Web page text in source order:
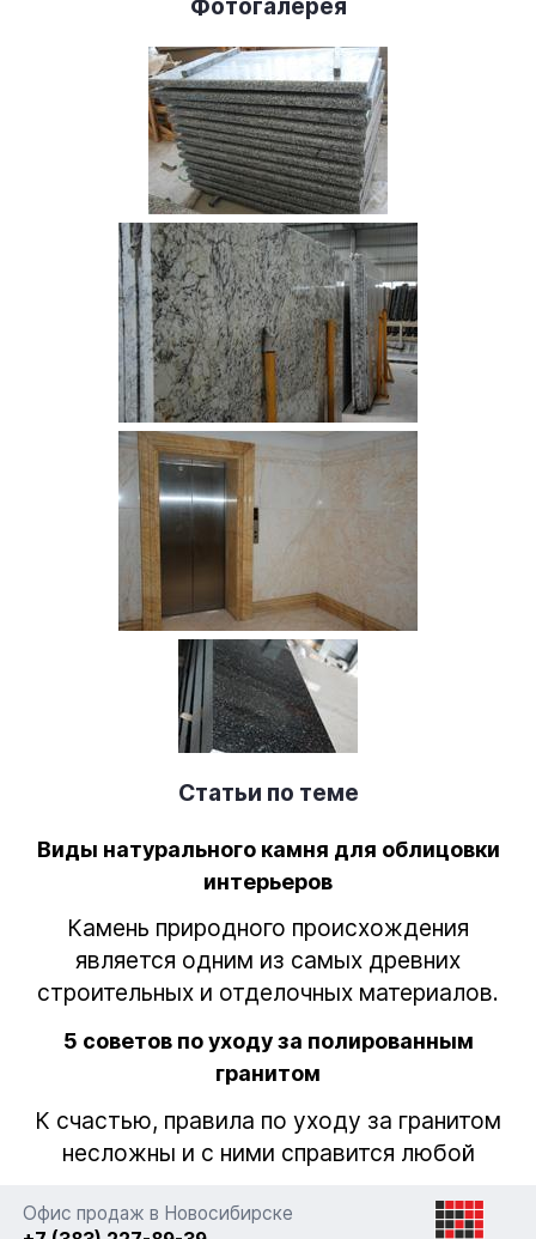
Статьи по теме
Виды натурального камня для облицовки
интерьеров
Камень природного происхождения
является одним из самых древних
строительных и отделочных материалов.
5 советов по уходу за полированным
гранитом
К счастью, правила по уходу за гранитом
несложны и с ними справится любой
Офис продаж в Новосибирске